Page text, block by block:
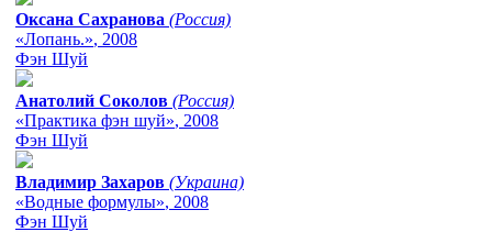
Оксана Сахранова (Россия)
«Лопань.», 2008
Фэн Шуй
Анатолий Соколов (Россия)
«Практика фэн шуй», 2008
Фэн Шуй
Владимир Захаров (Украина)
«Водные формулы», 2008
Фэн Шуй